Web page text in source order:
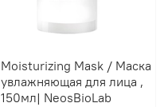
Moisturizing Mask / Маска
увлажняющая для лица ,
150мл| NeosBioLab